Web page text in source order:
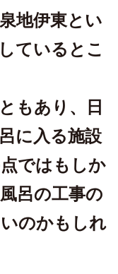
地伊東とい
ているとこ
もあり、日
に入る施設
ではもしか
呂の工事の
のかもしれ